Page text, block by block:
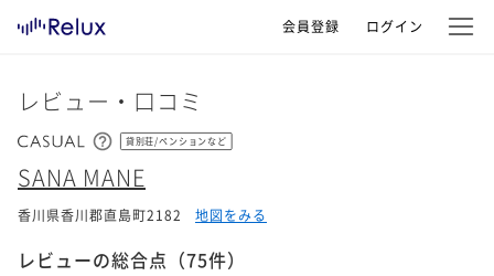
会員登録 ログイン
レビュー・口コミ
貸別荘/ペンションなど
SANA MANE
香川県香川郡直島町2182 地図をみる
レビューの総合点 （75件）